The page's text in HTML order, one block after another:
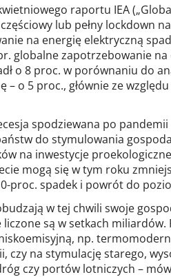
raportu IEA
lub pełny lockdown
na energię elektryczną
globalne zapotrzebowanie
o 8 proc. w porównaniu do
– o 5 proc., głównie ze
spodziewana po pandemii
do stymulowania
na inwestycje
mogą się w tym roku
proc. spadek i powrót do
w tej chwili swoje
są w setkach
np.
czy na stymulację starego,
czy portów lotniczych –